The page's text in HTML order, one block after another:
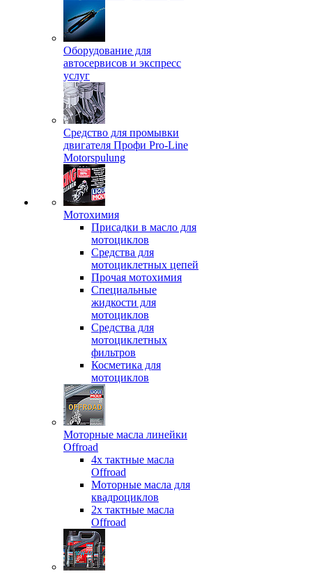
Оборудование для
автосервисов и экспресс
услуг
Средство для промывки
двигателя Профи Pro-Line
Motorspulung
Мотохимия
Присадки в масло для
мотоциклов
Средства для
мотоциклетных цепей
Прочая мотохимия
Специальные
жидкости для
мотоциклов
Средства для
мотоциклетных
фильтров
Косметика для
мотоциклов
Моторные масла линейки
Offroad
4х тактные масла
Offroad
Моторные масла для
квадроциклов
2х тактные масла
Offroad